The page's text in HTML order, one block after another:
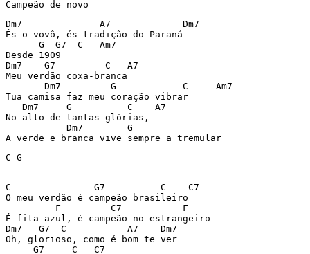
Dm7              A7             Dm7
És o vovô, és tradição do Paraná
      G  G7  C   Am7
Desde 1909
Dm7    G7         C   A7
Meu verdão coxa-branca
       Dm7         G            C     Am7
Tua camisa faz meu coração vibrar
   Dm7     G          C    A7
No alto de tantas glórias,
           Dm7        G
A verde e branca vive sempre a tremular
C G
C               G7          C    C7
O meu verdão é campeão brasileiro
         F         C7           F
É fita azul, é campeão no estrangeiro
Dm7   G7  C           A7    Dm7
Oh, glorioso, como é bom te ver
     G7     C   C7